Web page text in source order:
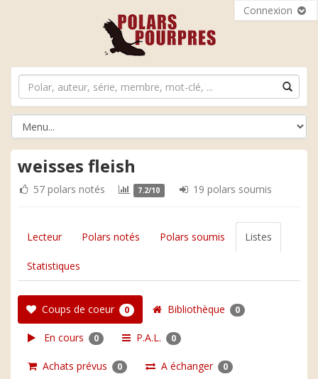
Connexion
weisses fleish
57 polars notés 7.2/10 19 polars soumis
Lecteur Polars notés Polars soumis Listes
Statistiques
Coups de coeur 0 Bibliothèque 0
En cours 0 P.A.L. 0
Achats prévus 0 A échanger 0